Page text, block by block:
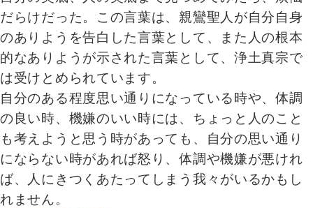
だらけだった。この言葉は、親鸞聖人が自分自身
のありようを告白した言葉として、また人の根本
的なありようが示された言葉として、浄土真宗で
は受けとめられています。
自分のある程度思い通りになっている時や、体調
の良い時、機嫌のいい時には、ちょっと人のこと
も考えようと思う時があっても、自分の思い通り
にならない時があれば怒り、体調や機嫌が悪けれ
ば、人にきつくあたってしまう我々がいるかもし
れません。